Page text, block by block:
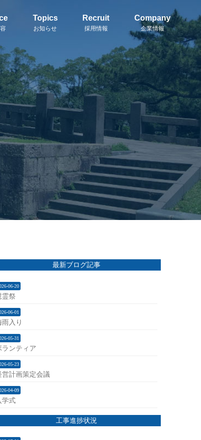
Topics
お知らせ
Recruit
採用情報
Company
企業情報
最新ブログ記事
06-20
霊祭
06-01
雨入り
05-31
ランティア
05-23
営計画策定会議
04-09
学式
工事進捗状況